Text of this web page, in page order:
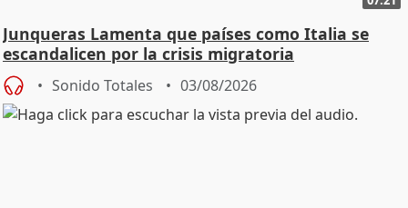
Junqueras Lamenta que países como Italia se
escandalicen por la crisis migratoria
Sonido Totales 03/08/2026